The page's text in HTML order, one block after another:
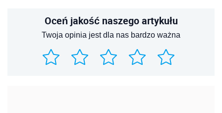
Oceń jakość naszego artykułu
Twoja opinia jest dla nas bardzo ważna